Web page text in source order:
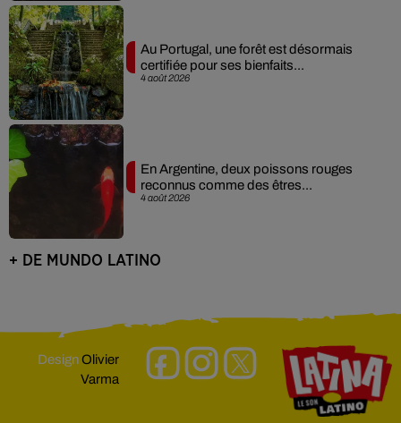
4 août 2026
Au Portugal, une forêt est désormais
certifiée pour ses bienfaits...
4 août 2026
En Argentine, deux poissons rouges
reconnus comme des êtres...
+ DE MUNDO LATINO
DesignOlivier
Varma